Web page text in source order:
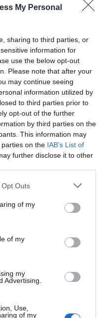
My Personal
sharing to third parties, or
information for
use the below opt-out
Please note that after your
may continue seeing
information utilized by
to third parties prior to
opt-out of the further
by third parties on the
This information may
on the IAB’s List of
further disclose it to other
uses one or more Google
behaviour. You may click to
and its third-party tags to
purposes in below Google
Outs
of my
of my
my
Advertising.
Use,
of my
procura reforçar a
que combina
sustentabilidade e
"Num
procurar
afirma-se como um
é uma extensão da
conta uma história e
a Madeira com
e maior ligação ao
e Summer Jam anima o